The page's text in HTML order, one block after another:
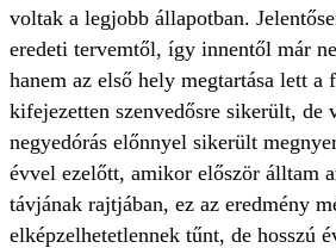
voltak a legjobb állapotban.
eredeti tervemtől, így innentől már
hanem az első hely megtartása lett a
kifejezetten szenvedősre sikerült,
negyedórás előnnyel sikerült
évvel ezelőtt, amikor először álltam
távjának rajtjában, ez az eredmény
elképzelhetetlennek tűnt, de hosszú